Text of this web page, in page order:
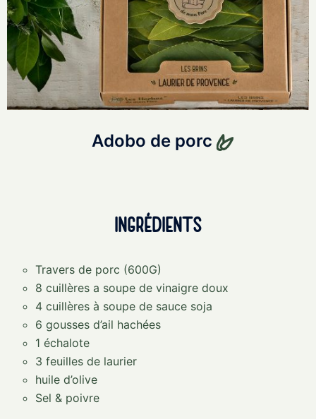
Adobo de porc
Ingrédients
Travers de porc (600G)
8 cuillères a soupe de vinaigre doux
4 cuillères à soupe de sauce soja
6 gousses d’ail hachées
1 échalote
3 feuilles de laurier
huile d’olive
Sel & poivre